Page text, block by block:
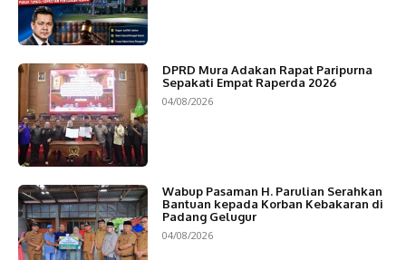
DPRD Mura Adakan Rapat Paripurna
Sepakati Empat Raperda 2026
04/08/2026
Wabup Pasaman H. Parulian Serahkan
Bantuan kepada Korban Kebakaran di
Padang Gelugur
04/08/2026